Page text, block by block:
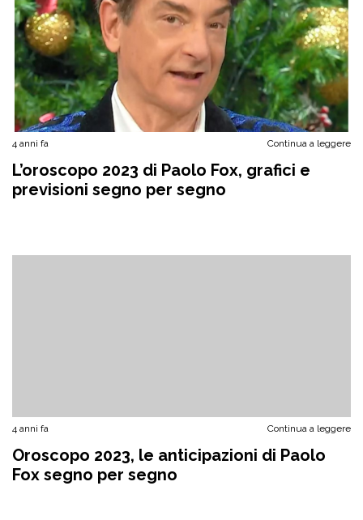
4 anni fa Continua a leggere
L’oroscopo 2023 di Paolo Fox, grafici e
previsioni segno per segno
4 anni fa Continua a leggere
Oroscopo 2023, le anticipazioni di Paolo
Fox segno per segno